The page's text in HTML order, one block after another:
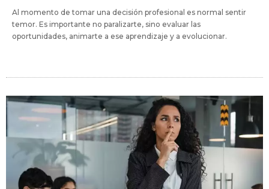
Al momento de tomar una decisión profesional es normal sentir
temor. Es importante no paralizarte, sino evaluar las
oportunidades, animarte a ese aprendizaje y a evolucionar.